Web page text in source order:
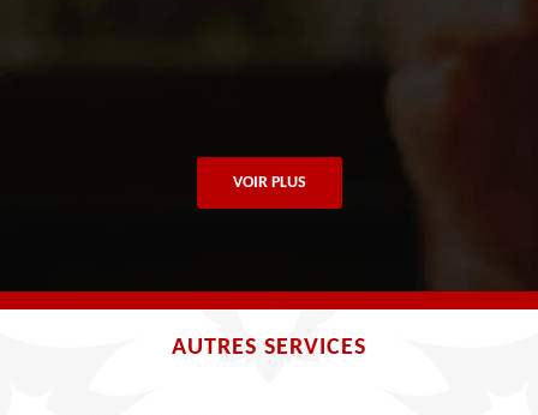
VOIR PLUS
AUTRES SERVICES